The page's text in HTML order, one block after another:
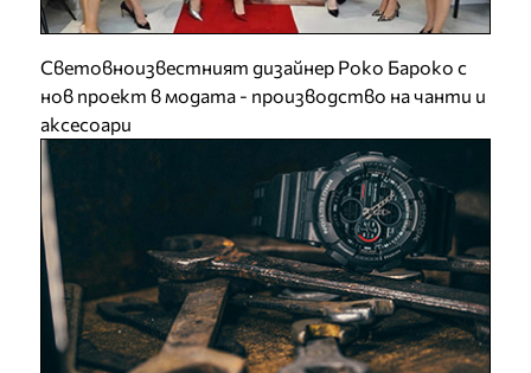
Световноизвестният дизайнер Роко Бароко с
нов проект в модата - производство на чанти и
аксесоари